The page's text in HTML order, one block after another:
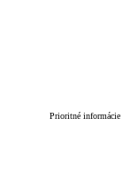
Prioritné informácie